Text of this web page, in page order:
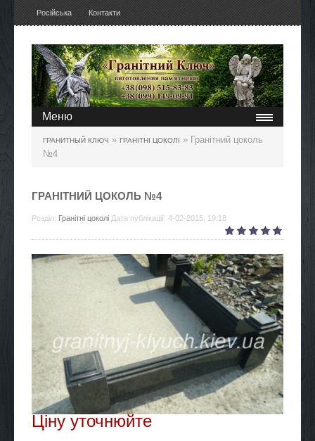
Російська Контакти
Меню
ГРАНИТНЫЙ КЛЮЧ » ГРАНІТНІ ЦОКОЛІ » Гранітний цоколь
№4
ГРАНІТНИЙ ЦОКОЛЬ №4
Розділ: Гранітні цоколі Дата публікації: 4-02-2015, 19:18
Ціну уточнюйте